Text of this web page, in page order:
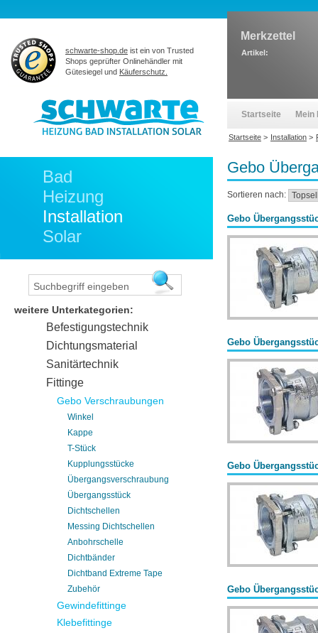
Gebo
Sortieren nach:
Gebo
Gebo
Gebo
Gebo
Bad
Heizung
Installation
Solar
weitere Unterkategorien:
Befestigungstechnik
Dichtungsmaterial
Sanitärtechnik
Fittinge
Gebo Verschraubungen
Winkel
Kappe
T-Stück
Kupplungsstücke
Übergangsverschraubung
Übergangsstück
Dichtschellen
Messing Dichtschellen
Anbohrschelle
Dichtbänder
Dichtband Extreme Tape
Zubehör
Gewindefittinge
Klebefittinge
schwarte-shop.de ist ein von Trusted
Shops geprüfter Onlinehändler mit
Gütesiegel und Käuferschutz.
Merkzettel
Artikel:
Startseite Mein
Startseite > Installation >